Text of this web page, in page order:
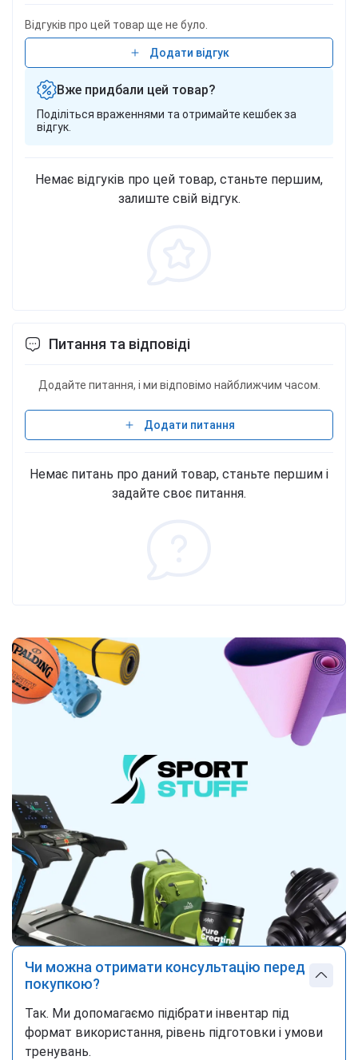
Відгуків про цей товар ще не було.
Додати відгук
Вже придбали цей товар?
Поділіться враженнями та отримайте кешбек за
відгук.
Немає відгуків про цей товар, станьте першим,
залиште свій відгук.
Питання та відповіді
Додайте питання, і ми відповімо найближчим часом.
Додати питання
Немає питань про даний товар, станьте першим і
задайте своє питання.
Чи можна отримати консультацію перед
покупкою?
Так. Ми допомагаємо підібрати інвентар під
формат використання, рівень підготовки і умови
тренувань.